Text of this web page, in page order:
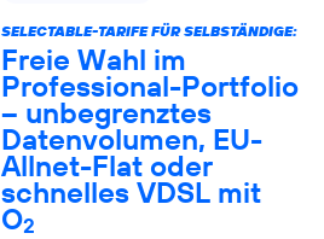
SELECTABLE-TARIFE FÜR SELBSTÄNDIGE:
Freie Wahl im
Professional-Portfolio
– unbegrenztes
Datenvolumen, EU-
Allnet-Flat oder
schnelles VDSL mit
O2